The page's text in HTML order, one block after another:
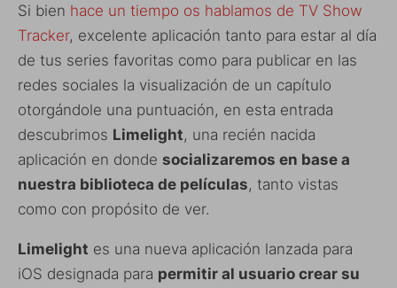
Si bien hace un tiempo os hablamos de TV Show
Tracker, excelente aplicación tanto para estar al día
de tus series favoritas como para publicar en las
redes sociales la visualización de un capítulo
otorgándole una puntuación, en esta entrada
descubrimos Limelight, una recién nacida
aplicación en donde socializaremos en base a
nuestra biblioteca de películas, tanto vistas
como con propósito de ver.
Limelight es una nueva aplicación lanzada para
iOS designada para permitir al usuario crear su